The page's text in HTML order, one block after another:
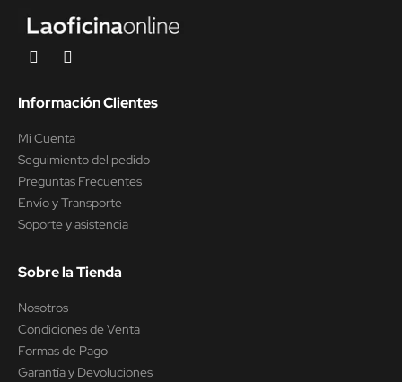
Información Clientes
Mi Cuenta
Seguimiento del pedido
Preguntas Frecuentes
Envío y Transporte
Soporte y asistencia
Sobre la Tienda
Nosotros
Condiciones de Venta
Formas de Pago
Garantía y Devoluciones